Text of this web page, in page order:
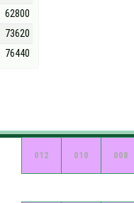
62800
73620
76440
008
010
012